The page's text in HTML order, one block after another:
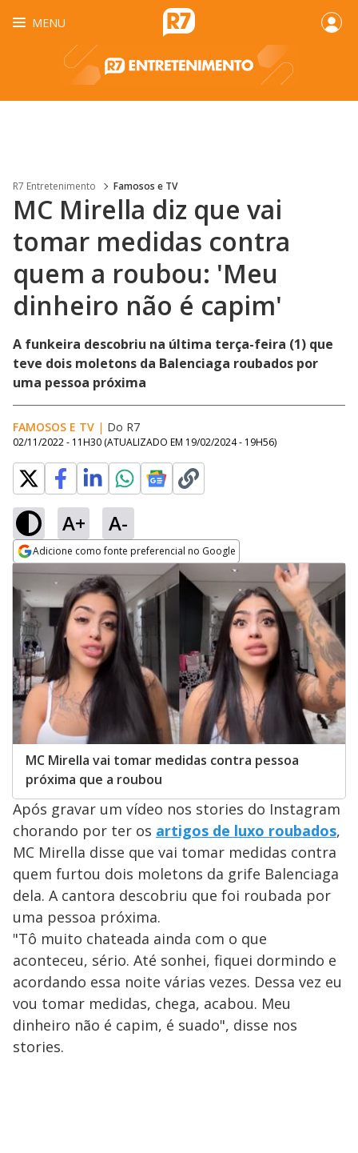
MENU
R7 Entretenimento Famosos e TV
MC Mirella diz que vai
tomar medidas contra
quem a roubou: 'Meu
dinheiro não é capim'
A funkeira descobriu na última terça-feira (1) que
teve dois moletons da Balenciaga roubados por
uma pessoa próxima
FAMOSOS E TV | Do R7
02/11/2022 - 11H30 (ATUALIZADO EM 19/02/2024 - 19H56)
A+ A-
Adicione como fonte preferencial no Google
Opens in new window
MC Mirella vai tomar medidas contra pessoa
próxima que a roubou
Após gravar um vídeo nos stories do Instagram
chorando por ter os artigos de luxo roubados,
MC Mirella disse que vai tomar medidas contra
quem furtou dois moletons da grife Balenciaga
dela. A cantora descobriu que foi roubada por
uma pessoa próxima.
"Tô muito chateada ainda com o que
aconteceu, sério. Até sonhei, fiquei dormindo e
acordando essa noite várias vezes. Dessa vez eu
vou tomar medidas, chega, acabou. Meu
dinheiro não é capim, é suado", disse nos
stories.